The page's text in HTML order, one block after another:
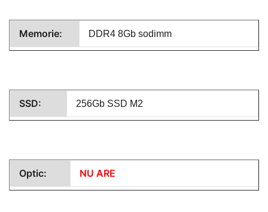
Memorie: DDR4 8Gb sodimm
SSD: 256Gb SSD M2
Optic: NU ARE